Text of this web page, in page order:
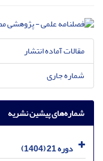
مقالات آماده انتشار
شماره جاری
شماره‌های پیشین نشریه
دوره 21 (1404)